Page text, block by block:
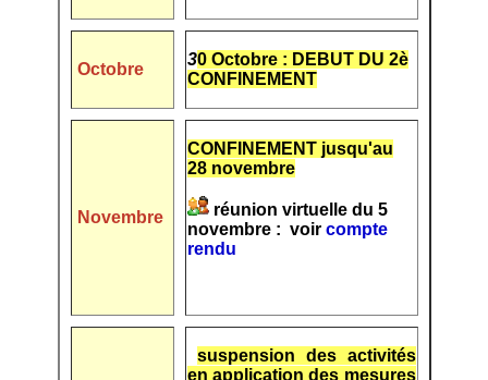
Octobre
30 Octobre : DEBUT DU 2è
CONFINEMENT
Novembre
CONFINEMENT jusqu'au
28 novembre
réunion virtuelle du 5
novembre : voir compte
rendu
suspension des activités
en application des mesures